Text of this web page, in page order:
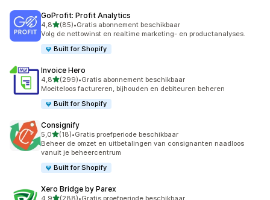
GoProfit: Profit Analytics
4,8van 5 sterren
(85)
85 recensies in totaal
•Gratis abonnement beschikbaar
Volg de nettowinst en realtime marketing- en productanalyses.
Built for Shopify
Invoice Hero
4,8van 5 sterren
(299)
299 recensies in totaal
•Gratis abonnement beschikbaar
Moeiteloos factureren, bijhouden en debiteuren beheren
Built for Shopify
Consignify
5,0van 5 sterren
(18)
18 recensies in totaal
•Gratis proefperiode beschikbaar
Beheer de omzet en uitbetalingen van consignanten naadloos
vanuit je beheercentrum
Built for Shopify
Xero Bridge by Parex
4,9van 5 sterren
(288)•Gratis proefperiode beschikbaar